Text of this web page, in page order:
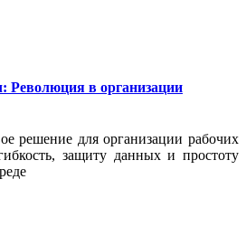
Революция в организации
решение для организации рабочих
защиту данных и простоту